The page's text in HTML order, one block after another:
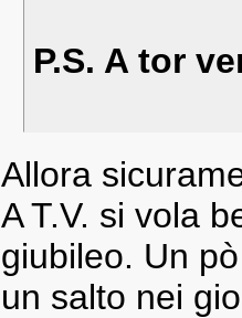
P.S. A tor
Allora
A T.V. si vola
giubileo. Un
un salto nei